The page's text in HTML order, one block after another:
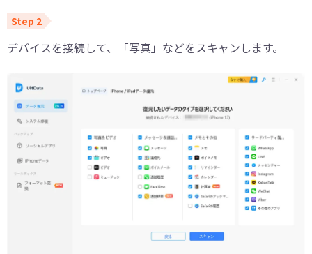
デバイスを接続して、「写真」などをスキャンします。